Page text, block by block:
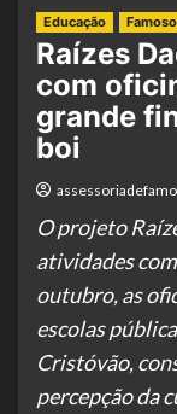
Educação
Raízes
com
grande
boi
O projeto
atividades
outubro, as
escolas
Cristóvão,
percepção da